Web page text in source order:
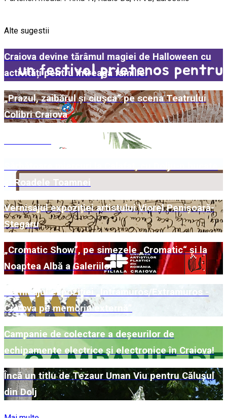
Alte sugestii
Craiova devine tărâmul magiei de Halloween cu
activități pentru întreaga familie!
„Prazul, zaibărul și ciușca“ pe scena Teatrului
Colibri Craiova
și Roadele Toamnei
Vernisajul expoziției artistului Viorel Penișoară-
Stegaru
„Cromatic Show“, pe simezele „Cromatic“ și la
Noaptea Albă a Galeriilor
Vernisajul expoziției „Intramuros/Extramuros -
Craiova pe memorie externă”
Campanie de colectare a deșeurilor de
echipamente electrice și electronice în Craiova!
Încă un titlu de Tezaur Uman Viu pentru Călușul
din Dolj